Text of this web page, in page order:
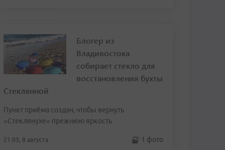
Блогер из
Владивостока
собирает стекло для
восстановления бухты
Стеклянной
Пункт приёма создан, чтобы вернуть
«Стеклянухе» прежнюю яркость
21:03, 8 августа 1 фото